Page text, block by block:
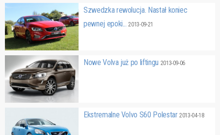
Szwedzka rewolucja. Nastał koniec
pewnej epoki...2013-09-21
Nowe Volva już po liftingu 2013-09-06
Ekstremalne Volvo S60 Polestar2013-04-18